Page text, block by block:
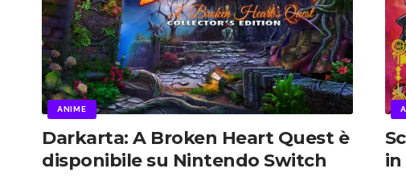
ANIME
Darkarta: A Broken Heart Quest è
disponibile su Nintendo Switch
in